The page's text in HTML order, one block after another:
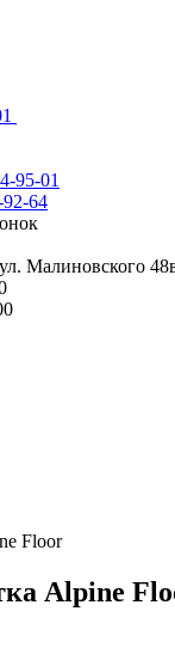
95-01
64
Малиновского
Floor
Alpine